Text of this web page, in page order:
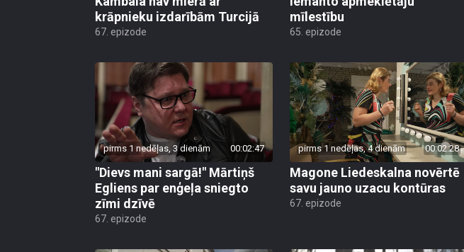
krāpnieku izdarībām Turcijā
67. epizode
mīlestību
65. epizode
pirms 1 nedēļas, 3 dienām 00:02:47
"Dievs mani sargā!" Mārtiņš
Egliens par enģeļa sniegto
zīmi dzīvē
67. epizode
pirms 1 nedēļas, 4 dienām 00:02:28
Magone Liedeskalna novērtē
savu jauno uzacu kontūras
67. epizode